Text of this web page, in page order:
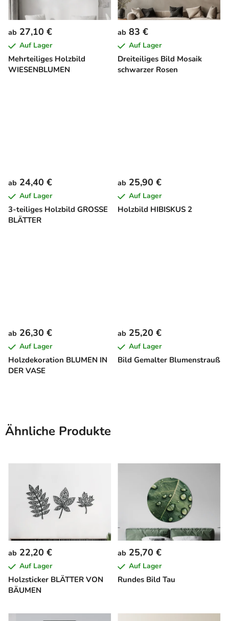
Mehrteiliges Holzbild
WIESENBLUMEN
ab 27,10 €
Auf Lager
Dreiteiliges Bild Mosaik
schwarzer Rosen
ab 83 €
Auf Lager
3-teiliges Holzbild GROSSE
BLÄTTER
ab 24,40 €
Auf Lager
Holzbild HIBISKUS 2
ab 25,90 €
Auf Lager
Holzdekoration BLUMEN IN
DER VASE
ab 26,30 €
Auf Lager
Bild Gemalter Blumenstrauß
ab 25,20 €
Auf Lager
Ähnliche Produkte
Holzsticker BLÄTTER VON
BÄUMEN
ab 22,20 €
Auf Lager
Rundes Bild Tau
ab 25,70 €
Auf Lager